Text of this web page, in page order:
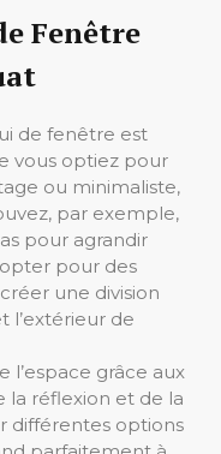
Fenêtre
de fenêtre est
vous optiez pour
ou minimaliste,
par exemple,
pour agrandir
pour des
une division
l’extérieur de
l’espace grâce aux
la réflexion et de la
différentes options